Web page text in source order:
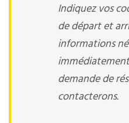
Indiquez vos
de départ et
informations
demande de
contacterons.